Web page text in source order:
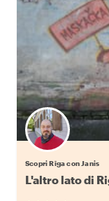
Scopri Rīga con Janis
L'altro lato di